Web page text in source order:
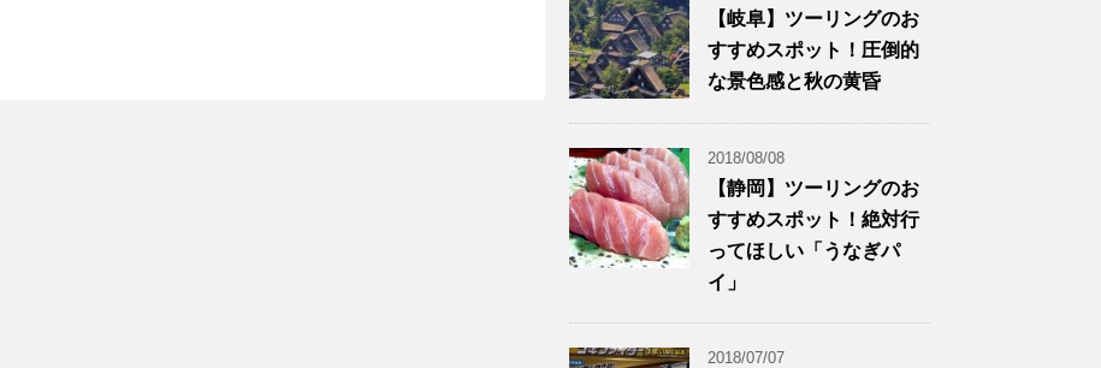
【岐阜】ツーリングのお
すすめスポット！圧倒的
な景色感と秋の黄昏
2018/08/08
【静岡】ツーリングのお
すすめスポット！絶対行
ってほしい「うなぎパ
イ」
2018/07/07